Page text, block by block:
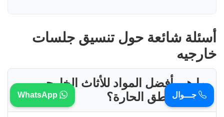
أسئلة شائعة حول تنسيق جلسات
خارجيه
ما هي أفضل المواد للأثاث الخارجي
في المناطق الحارة؟
جـــوال